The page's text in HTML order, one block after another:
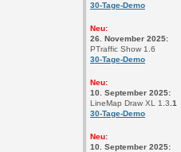
30-Tage-Demo
Neu:
26. November 2025:
PTraffic Show 1.6
30-Tage-Demo
Neu:
10. September 2025:
LineMap Draw XL 1.3 .1
30-Tage-Demo
Neu:
10. September 2025: